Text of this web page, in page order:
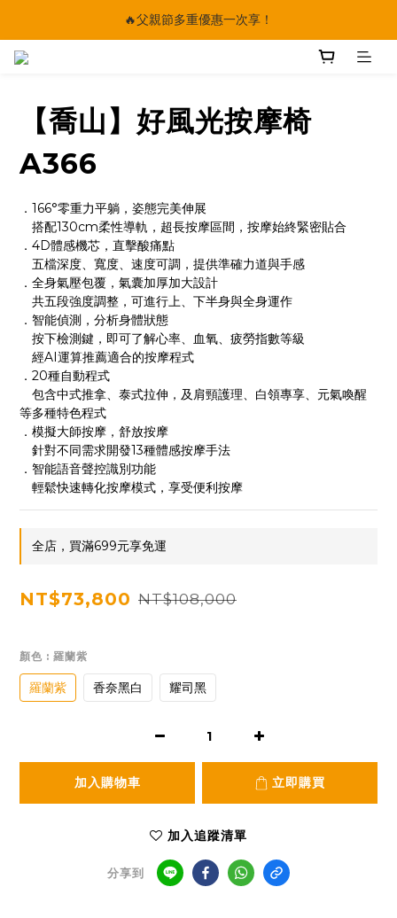
🔥父親節多重優惠一次享！
🔥父親節多重優惠一次享！
🔥父親節多重優惠一次享！
【喬山】好風光按摩椅
A366
．166°零重力平躺，姿態完美伸展
搭配130cm柔性導軌，超長按摩區間，按摩始終緊密貼合
．4D體感機芯，直擊酸痛點
五檔深度、寬度、速度可調，提供準確力道與手感
．全身氣壓包覆，氣囊加厚加大設計
共五段強度調整，可進行上、下半身與全身運作
．智能偵測，分析身體狀態
按下檢測鍵，即可了解心率、血氧、疲勞指數等級
經AI運算推薦適合的按摩程式
．20種自動程式
包含中式推拿、泰式拉伸，及肩頸護理、白領專享、元氣喚醒
等多種特色程式
．模擬大師按摩，舒放按摩
針對不同需求開發13種體感按摩手法
．智能語音聲控識別功能
輕鬆快速轉化按摩模式，享受便利按摩
全店，買滿699元享免運
NT$73,800 NT$108,000
顏色 : 羅蘭紫
羅蘭紫 香奈黑白 耀司黑
加入購物車 立即購買
加入追蹤清單
分享到